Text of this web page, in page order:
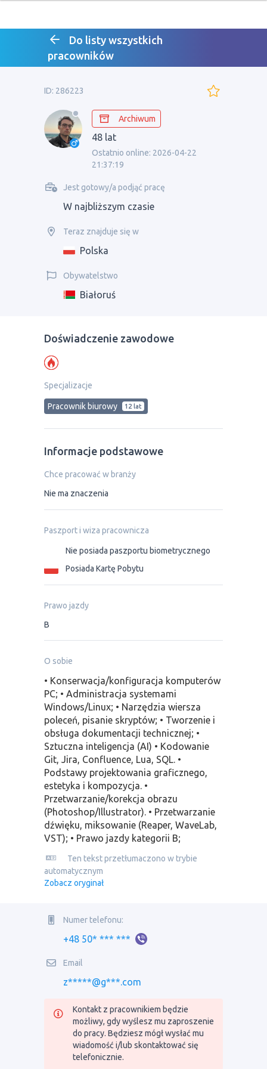
Do listy wszystkich
pracowników
ID: 286223
Archiwum
48 lat
Ostatnio online: 2026-04-22
21:37:19
Jest gotowy/a podjąć pracę
W najbliższym czasie
Teraz znajduje się w
Polska
Obywatelstwo
Białoruś
Doświadczenie zawodowe
Specjalizacje
Pracownik biurowy 12 lat
Informacje podstawowe
Chce pracować w branży
Nie ma znaczenia
Paszport i wiza pracownicza
Nie posiada paszportu biometrycznego
Posiada Kartę Pobytu
Prawo jazdy
B
O sobie
• Konserwacja/konfiguracja komputerów
PC; • Administracja systemami
Windows/Linux; • Narzędzia wiersza
poleceń, pisanie skryptów; • Tworzenie i
obsługa dokumentacji technicznej; •
Sztuczna inteligencja (AI) • Kodowanie
Git, Jira, Confluence, Lua, SQL. •
Podstawy projektowania graficznego,
estetyka i kompozycja. •
Przetwarzanie/korekcja obrazu
(Photoshop/Illustrator). • Przetwarzanie
dźwięku, miksowanie (Reaper, WaveLab,
VST); • Prawo jazdy kategorii B;
Ten tekst przetłumaczono w trybie
automatycznym
Zobacz oryginał
Numer telefonu:
+48 50* *** ***
Email
z*****@g***.com
Kontakt z pracownikiem będzie
możliwy, gdy wyślesz mu zaproszenie
do pracy. Będziesz mógł wysłać mu
wiadomość i/lub skontaktować się
telefonicznie.